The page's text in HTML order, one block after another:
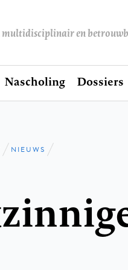
en
Nascholing Dossiers
NIEUWS